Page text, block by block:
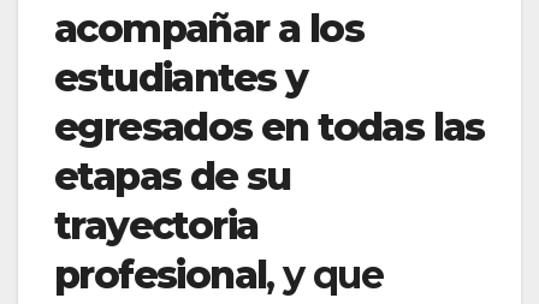
acompañar a los
estudiantes y
egresados en todas las
etapas de su
trayectoria
profesional, y que